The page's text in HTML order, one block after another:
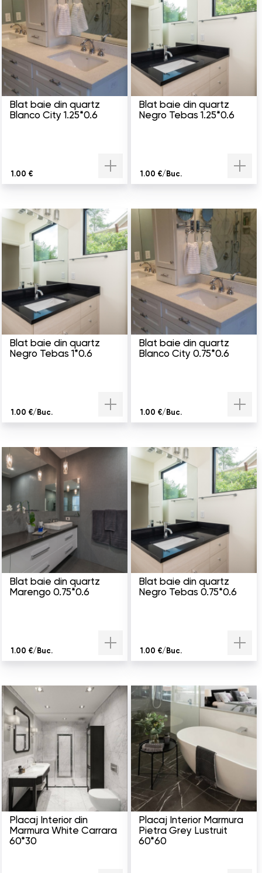
Blat baie din quartz
Blanco City 1.25*0.6
1.00 €
Blat baie din quartz
Negro Tebas 1.25*0.6
1.00 €/Buc.
Blat baie din quartz
Negro Tebas 1*0.6
1.00 €/Buc.
Blat baie din quartz
Blanco City 0.75*0.6
1.00 €/Buc.
Blat baie din quartz
Marengo 0.75*0.6
1.00 €/Buc.
Blat baie din quartz
Negro Tebas 0.75*0.6
1.00 €/Buc.
Placaj Interior din
Marmura White Carrara
60*30
Placaj Interior Marmura
Pietra Grey Lustruit
60*60